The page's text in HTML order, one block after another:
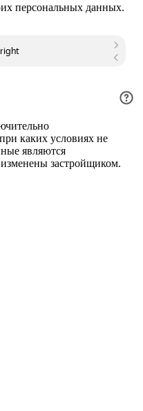
персональных данных.
каких условиях не
являются
застройщиком.